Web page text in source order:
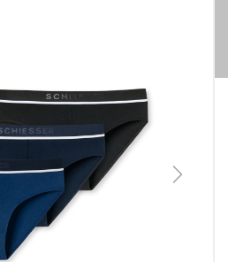
Next